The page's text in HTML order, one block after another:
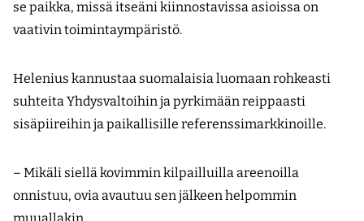
se paikka, missä itseäni kiinnostavissa asioissa on
vaativin toimintaympäristö.
Helenius kannustaa suomalaisia luomaan rohkeasti
suhteita Yhdysvaltoihin ja pyrkimään reippaasti
sisäpiireihin ja paikallisille referenssimarkkinoille.
– Mikäli siellä kovimmin kilpailluilla areenoilla
onnistuu, ovia avautuu sen jälkeen helpommin